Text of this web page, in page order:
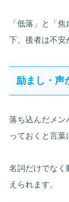
「低落」と「
下、後者は不安
励まし・声
落ち込んだメン
っておくと言葉
名詞だけでなく
えられます。